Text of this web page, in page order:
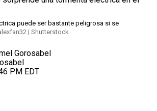
puede ser bastante peligrosa si se
| Shutterstock
PM EDT